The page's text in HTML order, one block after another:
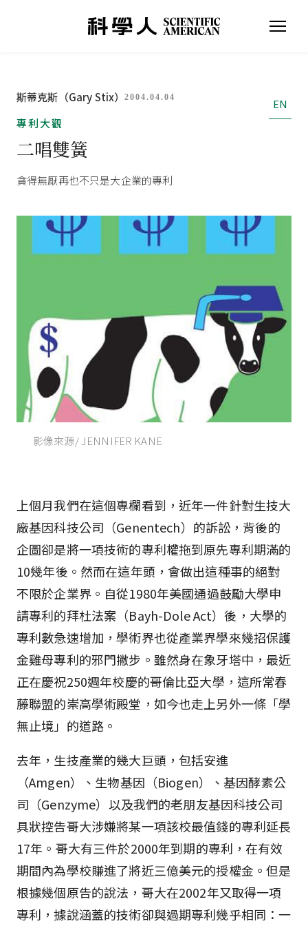
斯蒂克斯（Gary Stix）2004.04.04
EN
專利大觀
二唱雙簧
貪得無厭再也不只是大企業的專利
影像來源/ JENNIFER KANE
上個月我們在這個專欄看到，近年一件針對生技大
廠基因科技公司（Genentech）的訴訟，背後的
企圖卻是將一項技術的專利權拖到原先專利期滿的
10幾年後。然而在這年頭，會做出這種事的絕對
不限於企業界。自從1980年美國通過鼓勵大學申
請專利的拜杜法案（Bayh-Dole Act）後，大學的
專利數急速增加，學術界也從產業界學來幾招保護
金雞母專利的邪門撇步。雖然身在象牙塔中，最近
正在慶祝250週年校慶的哥倫比亞大學，這所常春
藤聯盟的崇高學術殿堂，如今也走上另外一條「學
無止境」的道路。
去年，生技產業的幾大巨頭，包括安進
（Amgen）、生物基因（Biogen）、基因酵素公
司（Genzyme）以及我們的老朋友基因科技公司
具狀控告哥大涉嫌將某一項該校最值錢的專利延長
17年。哥大有三件於2000年到期的專利，在有效
期間內為學校賺進了將近三億美元的授權金。但是
根據幾個原告的說法，哥大在2002年又取得一項
專利，據說涵蓋的技術卻與過期專利幾乎相同：一